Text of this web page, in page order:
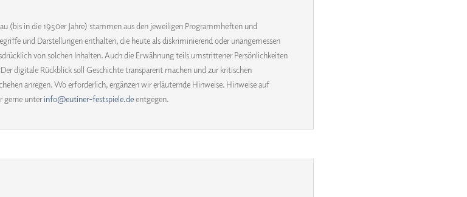
(bis in die 1950er Jahre) stammen aus den jeweiligen Programmheften und
und Darstellungen enthalten, die heute als diskriminierend oder unangemessen
von solchen Inhalten. Auch die Erwähnung teils umstrittener Persönlichkeiten
digitale Rückblick soll Geschichte transparent machen und zur kritischen
anregen. Wo erforderlich, ergänzen wir erläuternde Hinweise. Hinweise auf
gerne unterinfo@eutiner-festspiele.deentgegen.